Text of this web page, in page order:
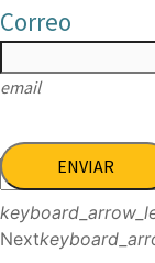
Correo
email
ENVIAR
Next